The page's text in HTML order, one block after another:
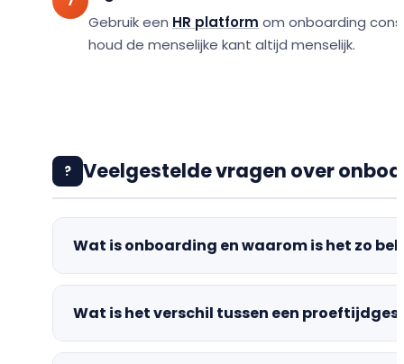
Gebruik een HR platform om onboarding
houd de menselijke kant altijd menselijk.
? Veelgestelde vragen over
Wat is onboarding en waarom is het zo
Wat is het verschil tussen een